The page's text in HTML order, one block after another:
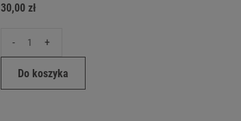
30,00 zł
- +
Do koszyka